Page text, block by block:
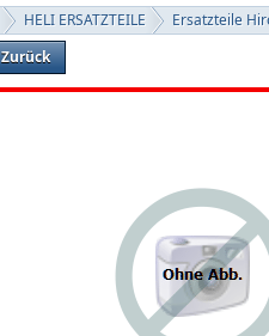
HELI ERSATZTEILE
Ersatzteile
Zurück